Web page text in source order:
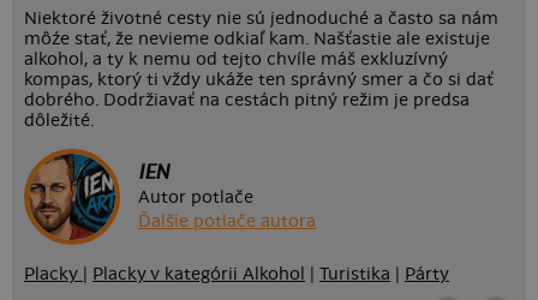
Niektoré životné cesty nie sú jednoduché a často sa nám
môźe stať, že nevieme odkiaľ kam. Našťastie ale existuje
alkohol, a ty k nemu od tejto chvíle máš exkluzívný
kompas, ktorý ti vždy ukáže ten správný smer a čo si dať
dobrého. Dodržiavať na cestách pitný režim je predsa
dôležité.
IEN
Autor potlače
Ďalšie potlače autora
Placky Placky v kategórii Alkohol |Turistika Párty